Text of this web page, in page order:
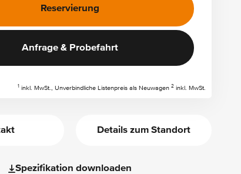
Reservierung
Anfrage & Probefahrt
1 inkl. MwSt., Unverbindliche Listenpreis als Neuwagen 2 inkl. MwSt.
Details zum Standort
Spezifikation downloaden